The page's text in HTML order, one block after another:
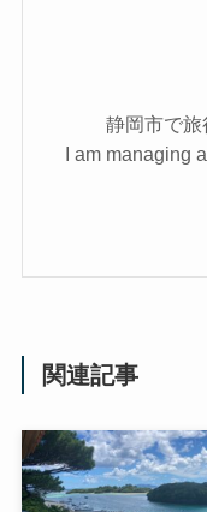
静岡市で旅
I am managing
関連記事